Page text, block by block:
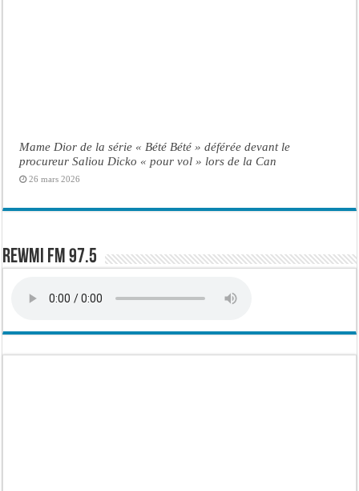
Mame Dior de la série « Bété Bété » déférée devant le
procureur Saliou Dicko « pour vol » lors de la Can
26 mars 2026
Rewmi FM 97.5